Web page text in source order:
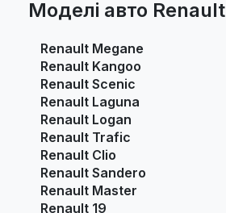
Моделі авто Renault
Renault Megane
Renault Kangoo
Renault Scenic
Renault Laguna
Renault Logan
Renault Trafic
Renault Clio
Renault Sandero
Renault Master
Renault 19